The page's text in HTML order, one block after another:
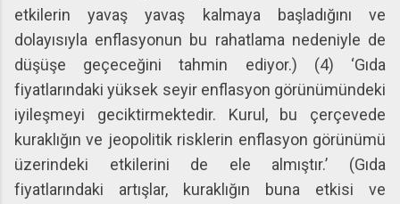
etkilerin yavaş yavaş kalmaya başladığını ve
dolayısıyla enflasyonun bu rahatlama nedeniyle de
düşüşe geçeceğini tahmin ediyor.) (4) ‘Gıda
fiyatlarındaki yüksek seyir enflasyon görünümündeki
iyileşmeyi geciktirmektedir. Kurul, bu çerçevede
kuraklığın ve jeopolitik risklerin enflasyon görünümü
üzerindeki etkilerini de ele almıştır.’ (Gıda
fiyatlarındaki artışlar, kuraklığın buna etkisi ve